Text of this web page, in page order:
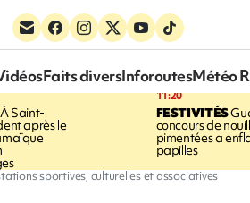
Faits diversInforoutesMétéo
Saint-
après le
11:20
FESTIVITÉS
concours de
pimentées a
papilles
sportives, culturelles et associatives